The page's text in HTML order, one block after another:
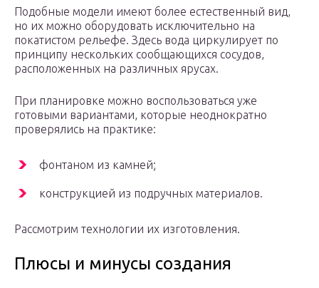
Подобные модели имеют более естественный вид,
но их можно оборудовать исключительно на
покатистом рельефе. Здесь вода циркулирует по
принципу нескольких сообщающихся сосудов,
расположенных на различных ярусах.
При планировке можно воспользоваться уже
готовыми вариантами, которые неоднократно
проверялись на практике:
фонтаном из камней;
конструкцией из подручных материалов.
Рассмотрим технологии их изготовления.
Плюсы и минусы создания